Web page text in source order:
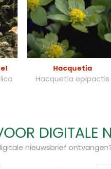
Hacquetia
Hacquetia epipactis
DIGITALE
nieuwsbrief